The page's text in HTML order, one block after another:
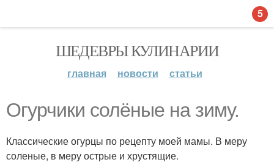
ШЕДЕВРЫ КУЛИНАРИИ
главная новости статьи
Огурчики солёные на зиму.
Классические огурцы по рецепту моей мамы. В меру
соленые, в меру острые и хрустящие.
5